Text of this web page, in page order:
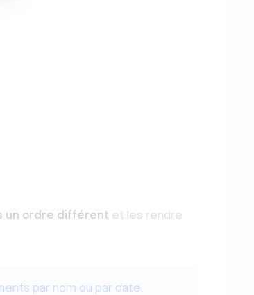
un ordre différent et les rendre
par nom ou par date.